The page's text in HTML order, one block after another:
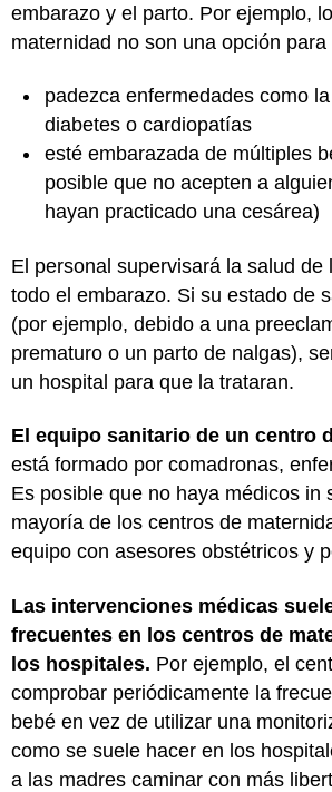
embarazo y el parto. Por ejemplo,
maternidad no son una opción para
padezca enfermedades como
diabetes o cardiopatías
esté embarazada de múltiples
posible que no acepten a
hayan practicado una cesárea)
El personal supervisará la salud de
todo el embarazo. Si su estado de
(por ejemplo, debido a una
prematuro o un parto de nalgas),
un hospital para que la trataran.
El equipo sanitario de un centro
está formado por comadronas,
Es posible que no haya médicos in
mayoría de los centros de
equipo con asesores obstétricos y
Las intervenciones médicas
frecuentes en los centros de
los hospitales. Por ejemplo, el
comprobar periódicamente la
bebé en vez de utilizar una
como se suele hacer en los
a las madres caminar con más